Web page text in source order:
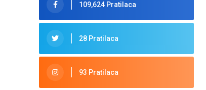
109,624 Pratilaca
28 Pratilaca
93 Pratilaca